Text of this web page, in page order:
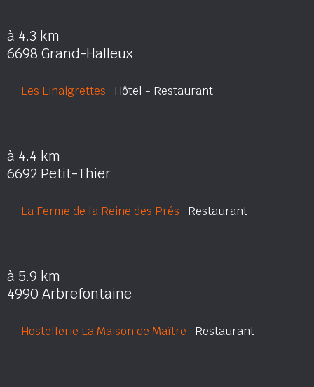
à 4.3 km
6698 Grand-Halleux
Les Linaigrettes Hôtel - Restaurant
à 4.4 km
6692 Petit-Thier
La Ferme de la Reine des Prés Restaurant
à 5.9 km
4990 Arbrefontaine
Hostellerie La Maison de Maître Restaurant